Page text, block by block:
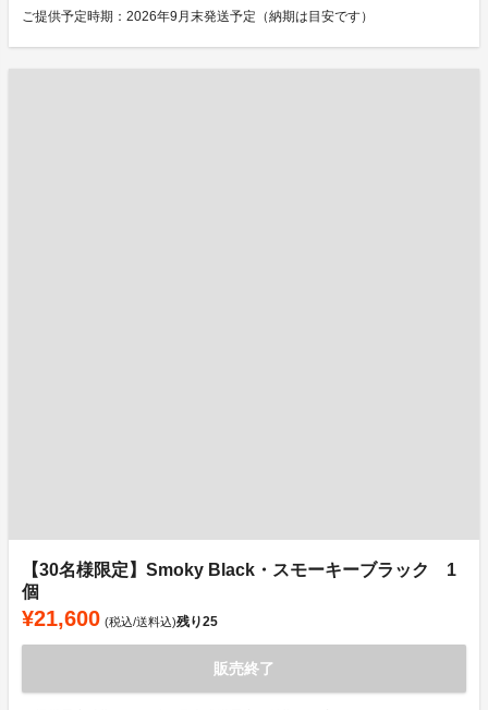
ご提供予定時期：2026年9月末発送予定（納期は目安です）
【30名様限定】Smoky Black・スモーキーブラック 1
個
¥21,600 (税込/送料込)残り25
販売終了